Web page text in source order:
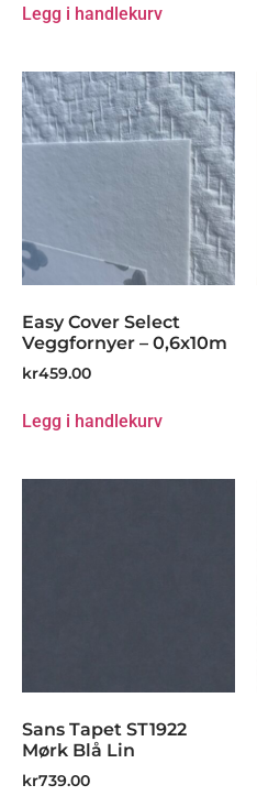
Legg i handlekurv
Easy Cover Select
Veggfornyer – 0,6x10m
kr459.00
Legg i handlekurv
Sans Tapet ST1922
Mørk Blå Lin
kr739.00